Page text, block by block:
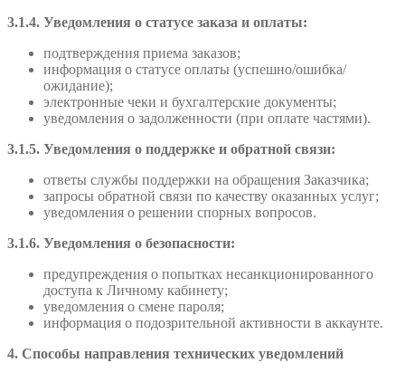
3.1.4. Уведомления о статусе заказа и оплаты:
подтверждения приема заказов;
информация о статусе оплаты (успешно/ошибка/
ожидание);
электронные чеки и бухгалтерские документы;
уведомления о задолженности (при оплате частями).
3.1.5. Уведомления о поддержке и обратной связи:
ответы службы поддержки на обращения Заказчика;
запросы обратной связи по качеству оказанных услуг;
уведомления о решении спорных вопросов.
3.1.6. Уведомления о безопасности:
предупреждения о попытках несанкционированного
доступа к Личному кабинету;
уведомления о смене пароля;
информация о подозрительной активности в аккаунте.
4. Способы направления технических уведомлений